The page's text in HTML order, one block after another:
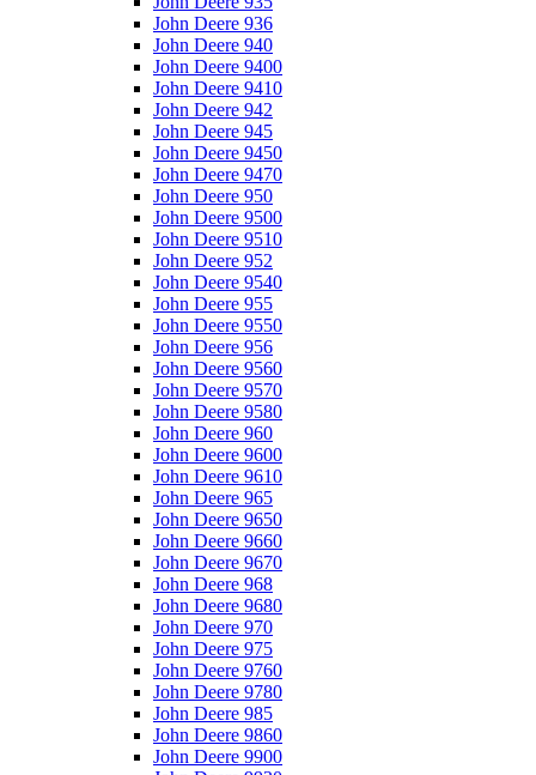
John Deere 936
John Deere 940
John Deere 9400
John Deere 9410
John Deere 942
John Deere 945
John Deere 9450
John Deere 9470
John Deere 950
John Deere 9500
John Deere 9510
John Deere 952
John Deere 9540
John Deere 955
John Deere 9550
John Deere 956
John Deere 9560
John Deere 9570
John Deere 9580
John Deere 960
John Deere 9600
John Deere 9610
John Deere 965
John Deere 9650
John Deere 9660
John Deere 9670
John Deere 968
John Deere 9680
John Deere 970
John Deere 975
John Deere 9760
John Deere 9780
John Deere 985
John Deere 9860
John Deere 9900